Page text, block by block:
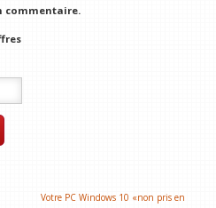
commentaire.
Votre PC Windows 10 «non pris en